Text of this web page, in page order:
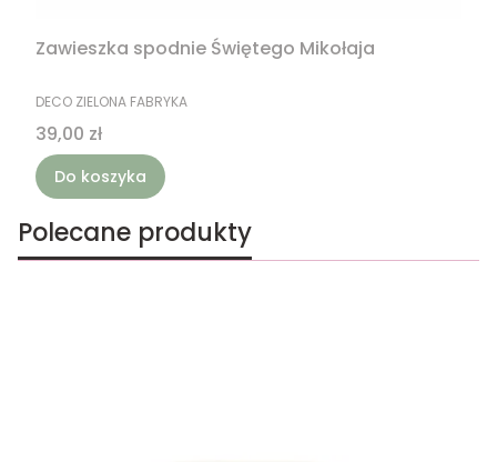
Zawieszka spodnie Świętego Mikołaja
PRODUCENT
DECO ZIELONA FABRYKA
Cena
39,00 zł
Do koszyka
Polecane produkty